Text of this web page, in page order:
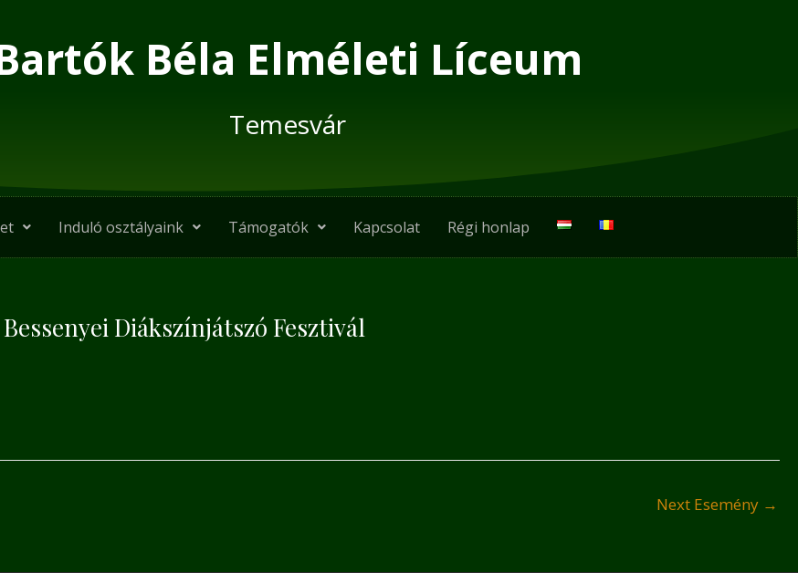
Béla Elméleti Líceum
Temesvár
Induló osztályaink Támogatók Kapcsolat Régi honlap
Bessenyei Diákszínjátszó Fesztivál
Next Esemény →